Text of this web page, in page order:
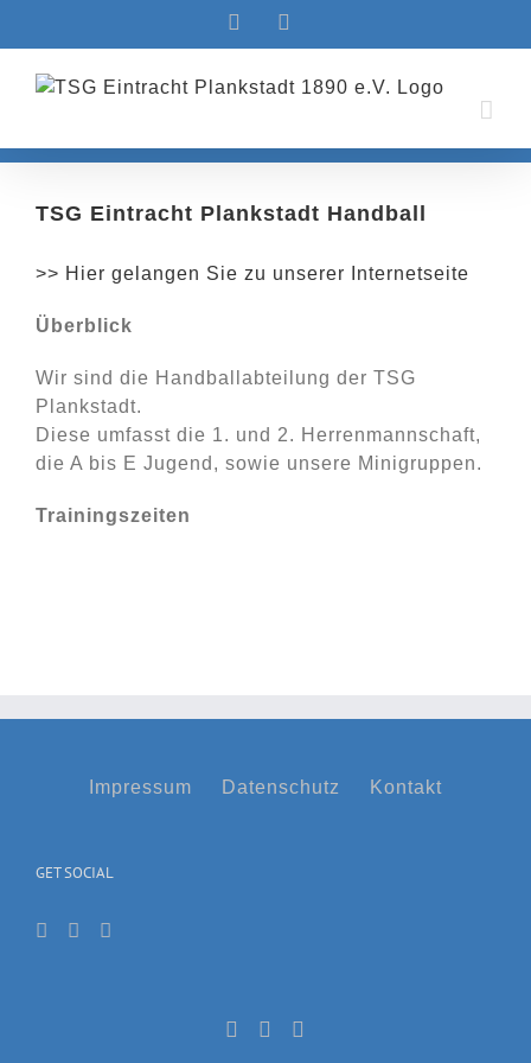
springen
Facebook
TSG Eintracht Plankstadt Handball
>> Hier gelangen Sie zu unserer Internetseite
Überblick
Wir sind die Handballabteilung der TSG
Plankstadt.
Diese umfasst die 1. und 2. Herrenmannschaft,
die A bis E Jugend, sowie unsere Minigruppen.
Trainingszeiten
Impressum Datenschutz Kontakt
GET SOCIAL